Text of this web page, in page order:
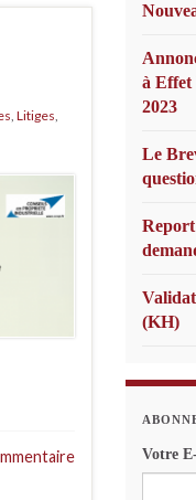
, Litiges,
à Effet
2023
Le
Report
(KH)
Votre